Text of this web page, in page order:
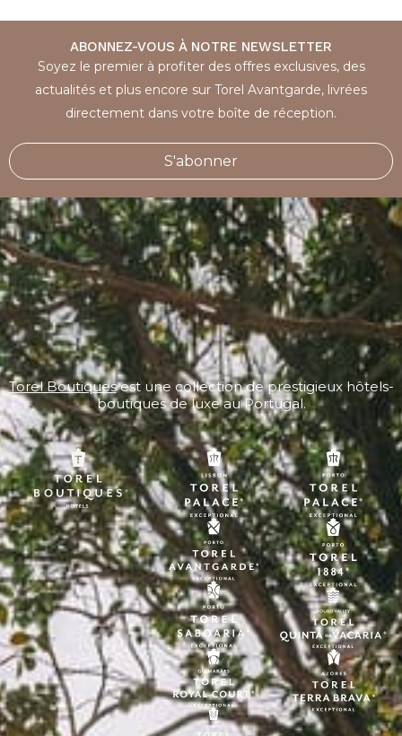
ABONNEZ-VOUS À NOTRE NEWSLETTER
Soyez le premier à profiter des offres exclusives, des
actualités et plus encore sur Torel Avantgarde, livrées
directement dans votre boîte de réception.
S'abonner
Torel Boutiquesest une collection de prestigieux hôtels-
boutiques de luxe au Portugal.